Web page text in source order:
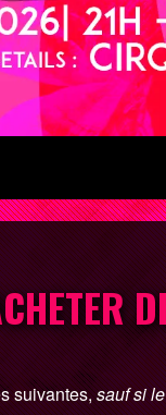
suivantes,sauf si